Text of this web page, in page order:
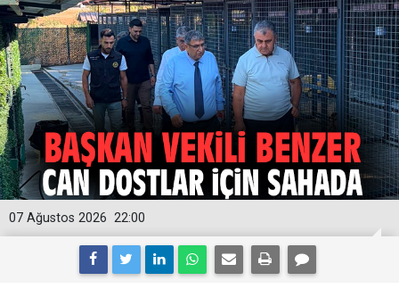
22:00
07 Ağustos 2026